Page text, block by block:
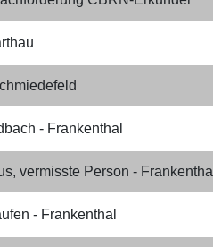
- Frankenthal
vermisste Person - Frankenthal
- Frankenthal